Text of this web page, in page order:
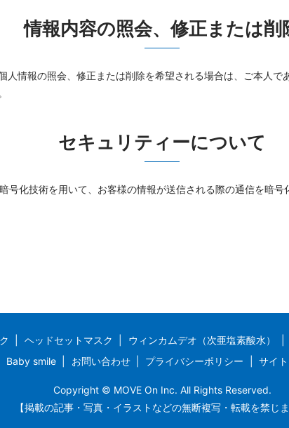
情報内容の照会、修正または削
人情報の照会、修正または削除を希望される場合は、ご本人
セキュリティーについて
化技術を用いて、お客様の情報が送信される際の通信を暗号
ヘッドセットマスク ウィンカムデオ（次亜塩素酸水）
Baby smile
お問い合わせ プライバシーポリシー サイ
Copyright © MOVE On Inc. All Rights Reserved.
【掲載の記事・写真・イラストなどの無断複写・転載を禁じま